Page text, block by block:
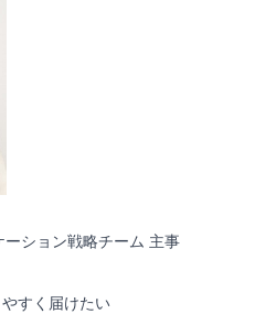
ーション戦略チーム 主事
すく届けたい